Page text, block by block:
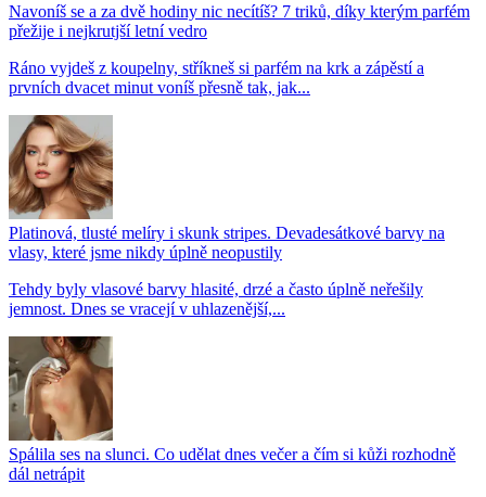
Navoníš se a za dvě hodiny nic necítíš? 7 triků, díky kterým parfém
přežije i nejkrutjší letní vedro
Ráno vyjdeš z koupelny, stříkneš si parfém na krk a zápěstí a
prvních dvacet minut voníš přesně tak, jak...
Platinová, tlusté melíry i skunk stripes. Devadesátkové barvy na
vlasy, které jsme nikdy úplně neopustily
Tehdy byly vlasové barvy hlasité, drzé a často úplně neřešily
jemnost. Dnes se vracejí v uhlazenější,...
Spálila ses na slunci. Co udělat dnes večer a čím si kůži rozhodně
dál netrápit